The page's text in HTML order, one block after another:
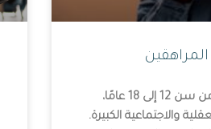
تُعتبر سنوات المراهقة، التي تمتد من سن 12 إلى 18 عامًا،
والاجتماعية الكبيرة.